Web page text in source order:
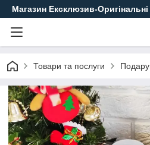
Магазин Ексклюзив-
Товари та послуги